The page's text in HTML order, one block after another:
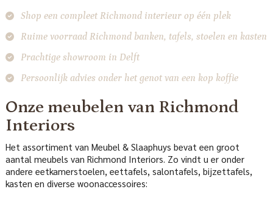
Shop een compleet Richmond interieur op één plek
Ruime voorraad Richmond banken, tafels, stoelen en kasten
Prachtige showroom in Delft
Persoonlijk advies onder het genot van een kop koffie
Onze meubelen van Richmond
Interiors
Het assortiment van Meubel & Slaaphuys bevat een groot
aantal meubels van Richmond Interiors. Zo vindt u er onder
andere eetkamerstoelen, eettafels, salontafels, bijzettafels,
kasten en diverse woonaccessoires: